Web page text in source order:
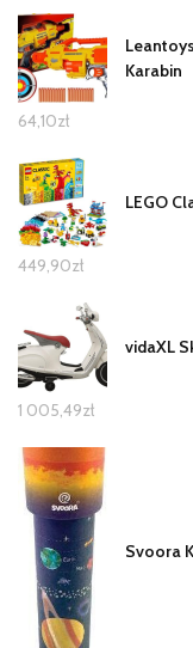
Karabin
64,10zł
LEGO
449,90zł
vidaXL
1 005,49zł
Svoora